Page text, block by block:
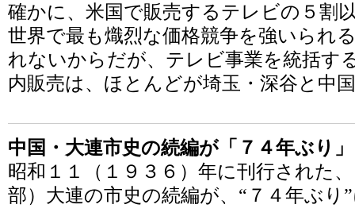
確かに、米国で販売するテレビの５割
世界で最も熾烈な価格競争を強いられ
れないからだが、テレビ事業を統括す
内販売は、ほとんどが埼玉・深谷と中
中国・大連市史の続編が「７４年ぶり
昭和１１（１９３６）年に刊行された
部）大連の市史の続編が、“７４年ぶり